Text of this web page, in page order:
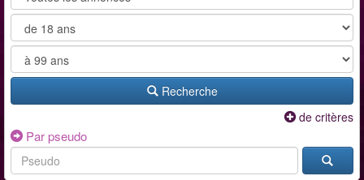
Recherche
de critères
Par pseudo